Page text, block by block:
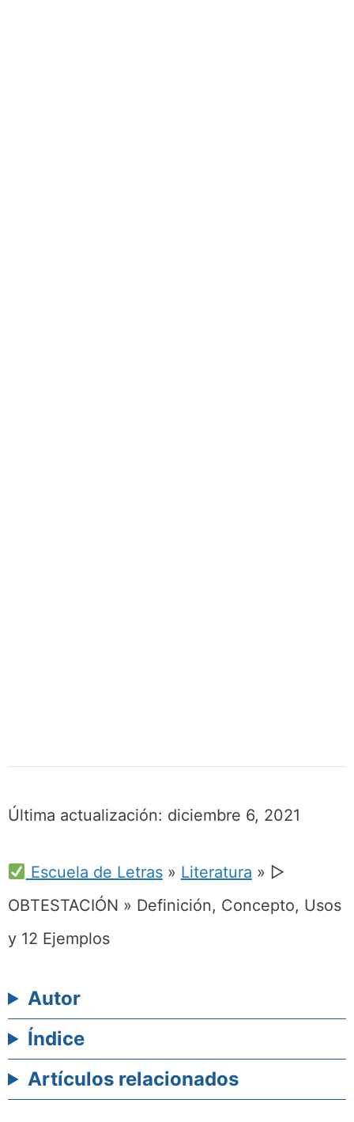
Última actualización: diciembre 6, 2021
Escuela de Letras» Literatura » ▷
OBTESTACIÓN » Definición, Concepto, Usos
y 12 Ejemplos
Autor
Índice
Artículos relacionados